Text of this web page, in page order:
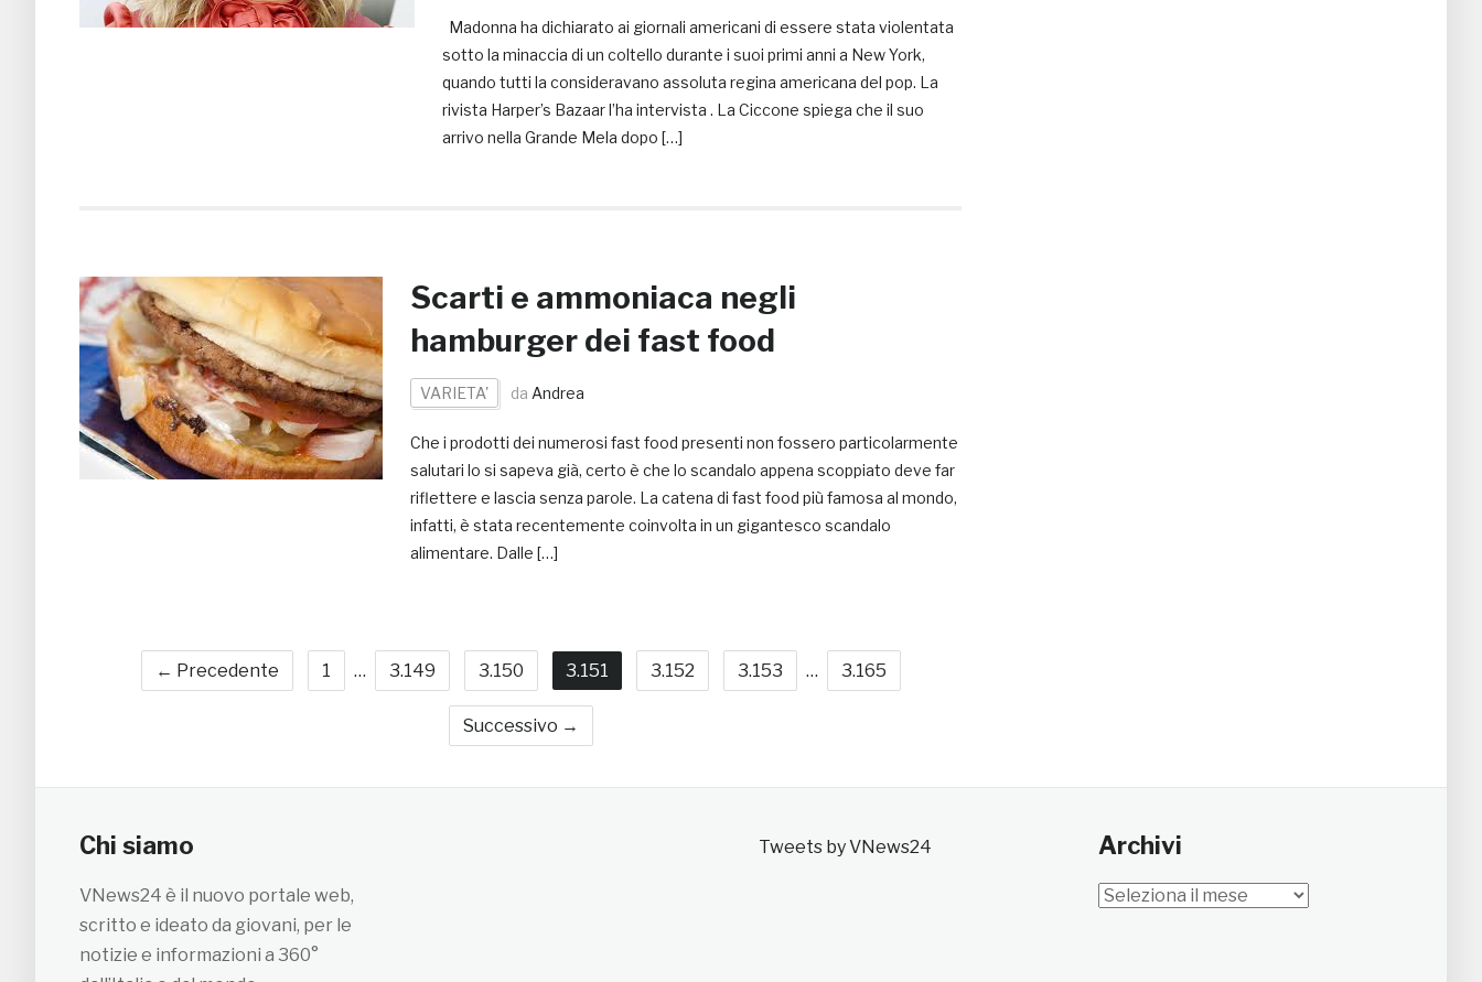
Madonna ha dichiarato ai giornali americani di essere stata violentata
sotto la minaccia di un coltello durante i suoi primi anni a New York,
quando tutti la consideravano assoluta regina americana del pop. La
rivista Harper’s Bazaar l’ha intervista . La Ciccone spiega che il suo
arrivo nella Grande Mela dopo […]
Scarti e ammoniaca negli
hamburger dei fast food
VARIETA' da Andrea
Che i prodotti dei numerosi fast food presenti non fossero particolarmente
salutari lo si sapeva già, certo è che lo scandalo appena scoppiato deve far
riflettere e lascia senza parole. La catena di fast food più famosa al mondo,
infatti, è stata recentemente coinvolta in un gigantesco scandalo
alimentare. Dalle […]
← Precedente 1 … 3.149 3.150 3.151 3.152 3.153 … 3.165
Successivo →
Chi siamo
VNews24 è il nuovo portale web,
scritto e ideato da giovani, per le
notizie e informazioni a 360°
Tweets by VNews24 Archivi
Archivi